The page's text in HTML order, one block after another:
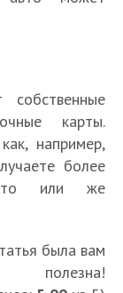
карты.
например,
более
или же
была вам
полезна!